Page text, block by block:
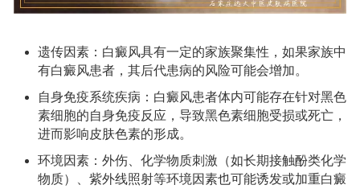
遗传因素：白癜风具有一定的家族聚集性，如果家族中
有白癜风患者，其后代患病的风险可能会增加。
自身免疫系统疾病：白癜风患者体内可能存在针对黑色
素细胞的自身免疫反应，导致黑色素细胞受损或死亡，
进而影响皮肤色素的形成。
环境因素：外伤、化学物质刺激（如长期接触酚类化学
物质）、紫外线照射等环境因素也可能诱发或加重白癜